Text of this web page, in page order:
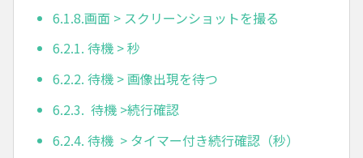
6.1.8.画面 > スクリーンショットを撮る
6.2.1. 待機 > 秒
6.2.2. 待機 > 画像出現を待つ
6.2.3. 待機 >続行確認
6.2.4. 待機 > タイマー付き続行確認（秒）